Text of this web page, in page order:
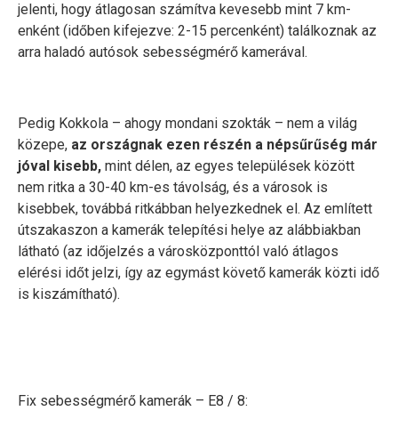
jelenti, hogy átlagosan számítva kevesebb mint 7 km-
enként (időben kifejezve: 2-15 percenként) találkoznak az
arra haladó autósok sebességmérő kamerával.
Pedig Kokkola – ahogy mondani szokták – nem a világ
közepe, az országnak ezen részén a népsűrűség már
jóval kisebb, mint délen, az egyes települések között
nem ritka a 30-40 km-es távolság, és a városok is
kisebbek, továbbá ritkábban helyezkednek el. Az említett
útszakaszon a kamerák telepítési helye az alábbiakban
látható (az időjelzés a városközponttól való átlagos
elérési időt jelzi, így az egymást követő kamerák közti idő
is kiszámítható).
Fix sebességmérő kamerák – E8 / 8: